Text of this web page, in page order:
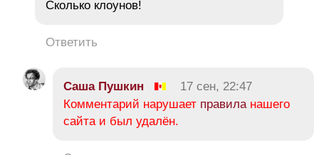
Сколько клоунов!
Ответить
Саша Пушкин
17 сен, 22:47
Комментарий нарушает правиланашего
сайта и был удалён.